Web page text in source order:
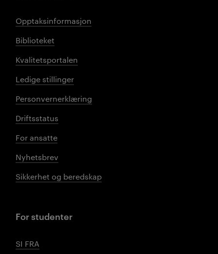
Opptaksinformasjon
Biblioteket
Kvalitetsportalen
Ledige stillinger
Personvernerklæring
Driftsstatus
For ansatte
Nyhetsbrev
Sikkerhet og beredskap
For studenter
SI FRA